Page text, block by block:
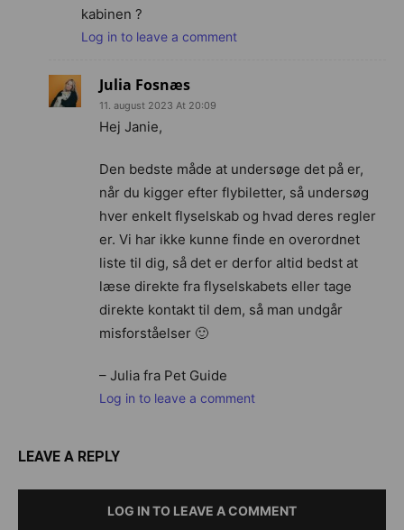
kabinen ?
Log in to leave a comment
Julia Fosnæs
11. august 2023 At 20:09
Hej Janie,
Den bedste måde at undersøge det på er,
når du kigger efter flybiletter, så undersøg
hver enkelt flyselskab og hvad deres regler
er. Vi har ikke kunne finde en overordnet
liste til dig, så det er derfor altid bedst at
læse direkte fra flyselskabets eller tage
direkte kontakt til dem, så man undgår
misforståelser 🙂
– Julia fra Pet Guide
Log in to leave a comment
LEAVE A REPLY
LOG IN TO LEAVE A COMMENT